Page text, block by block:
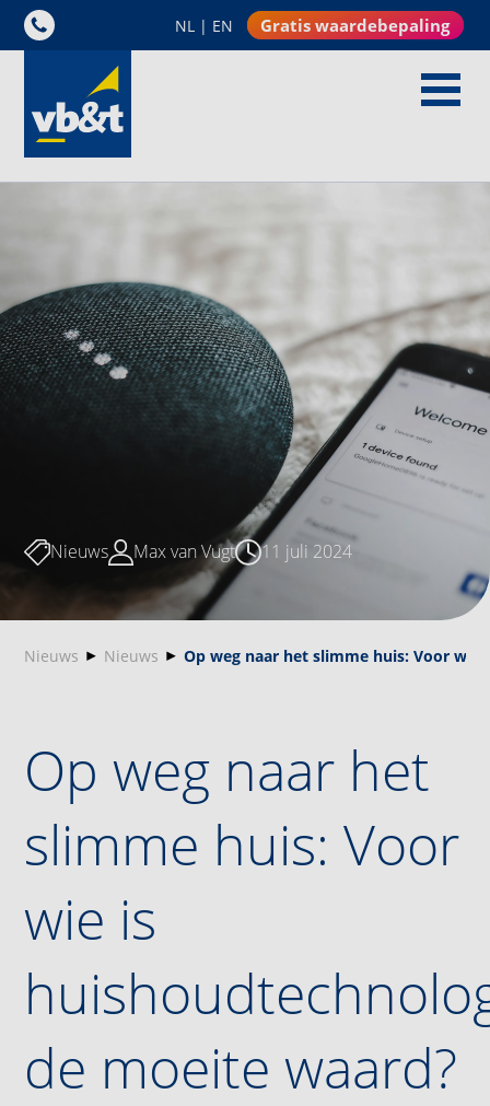
NL | EN Gratis waardebepaling
Nieuws Max van Vugt 11 juli 2024
Nieuws Nieuws Op weg naar het slimme huis: Voor
Op weg naar het
slimme huis: Voor
wie is
de moeite waard?